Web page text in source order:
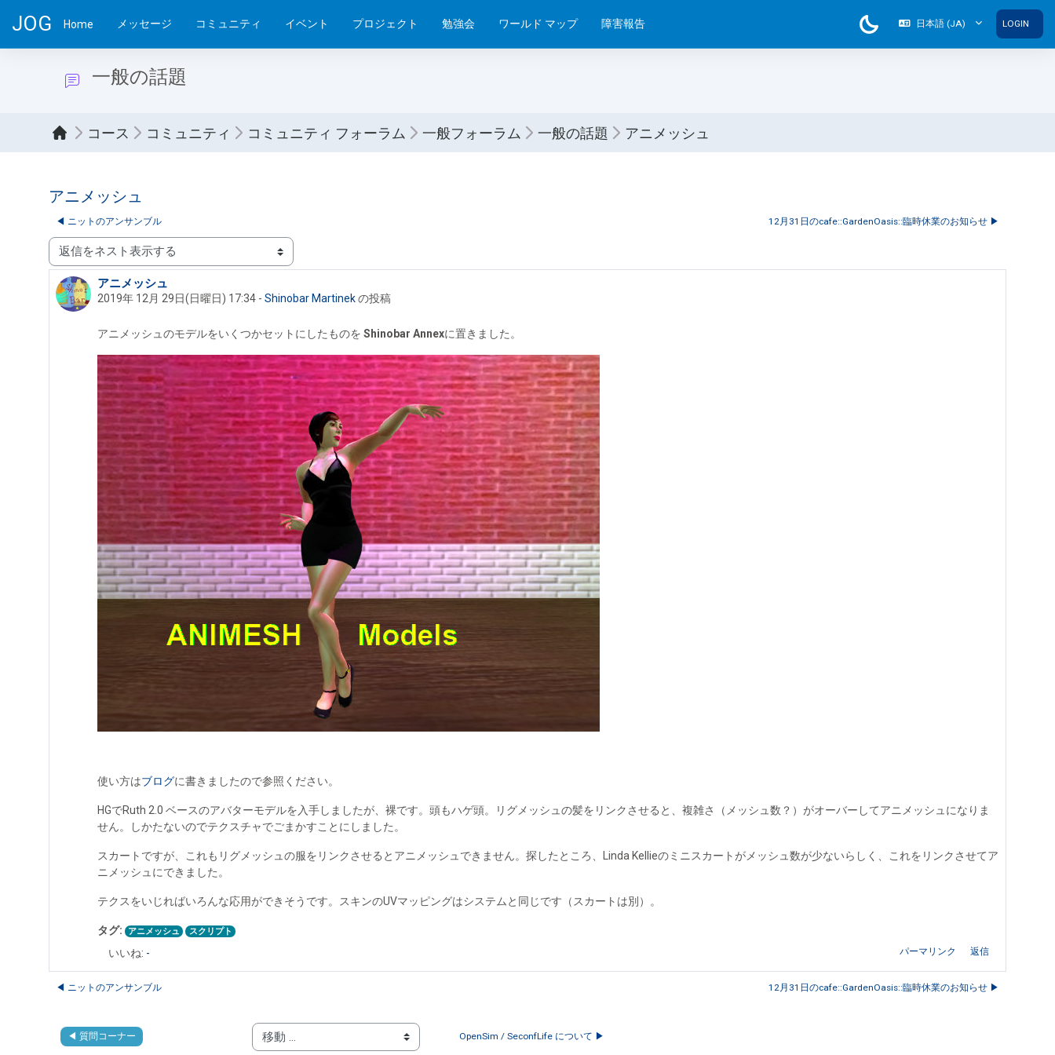
JOG Home メッセージ コミュニティ イベント プロジェクト 勉強会 ワールド マップ 障害報告 日本語 ‎(JA)‎ LOGIN
一般の話題
コース コミュニティ コミュニティ フォーラム 一般フォーラム 一般の話題 アニメッシュ
アニメッシュ
◀︎ ニットのアンサンブル 12月31日のcafe::GardenOasis::臨時休業のお知らせ ▶︎
表示モード
アニメッシュ
2019年 12月 29日(日曜日) 17:34 - Shinobar Martinekの投稿
返信数: 0
アニメッシュのモデルをいくつかセットにしたものを Shinobar Annexに置きました。
使い方はブログに書きましたので参照ください。
HGでRuth 2.0 ベースのアバターモデルを入手しましたが、裸です。頭もハゲ頭。リグメッシュの髪をリンクさせると、複雑さ（メッシュ数？）がオーバーしてアニメッシュになりま
せん。しかたないのでテクスチャでごまかすことにしました。
スカートですが、これもリグメッシュの服をリンクさせるとアニメッシュできません。探したところ、Linda Kellieのミニスカートがメッシュ数が少ないらしく、これをリンクさせてア
ニメッシュにできました。
テクスをいじればいろんな応用ができそうです。スキンのUVマッピングはシステムと同じです（スカートは別）。
タグ: アニメッシュ スクリプト
いいね: - パーマリンク 返信
◀︎ ニットのアンサンブル 12月31日のcafe::GardenOasis::臨時休業のお知らせ ▶︎
◀︎ 質問コーナー
移動 ...
OpenSim / SeconfLife について ▶︎